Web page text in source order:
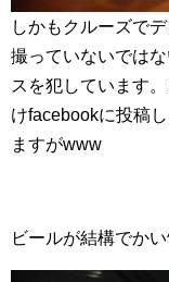
しかもクルーズで
撮っていないでは
スを犯しています
けfacebookに投稿
ますがwww
ビールが結構でか